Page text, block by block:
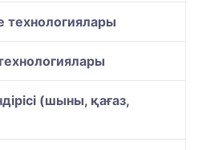
технологиялары
(шыны, қағаз,